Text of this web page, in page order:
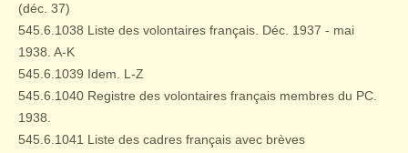
(déc. 37)
545.6.1038 Liste des volontaires français. Déc. 1937 - mai
1938. A-K
545.6.1039 Idem. L-Z
545.6.1040 Registre des volontaires français membres du PC.
1938.
545.6.1041 Liste des cadres français avec brèves